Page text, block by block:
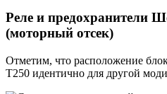
Реле и предохранители
(моторный отсек)
Отметим, что расположение
Т250 идентично для другой